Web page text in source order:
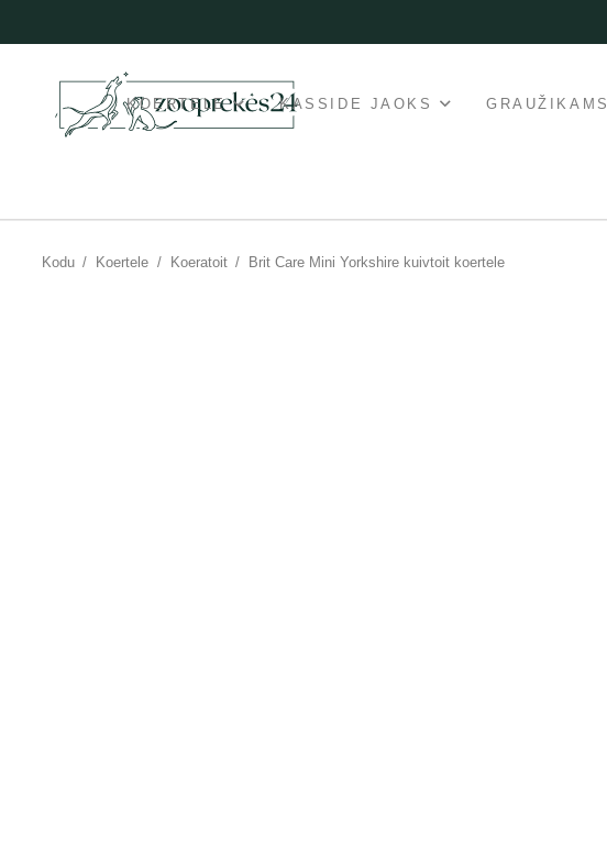
KOERTELE KASSIDE JAOKS GRAUŽIKAMS
Kodu / Koertele / Koeratoit / Brit Care Mini Yorkshire kuivtoit koertele